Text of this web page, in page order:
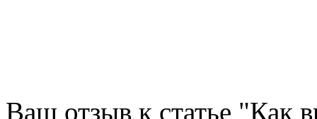
Ваш отзыв к статье "Как